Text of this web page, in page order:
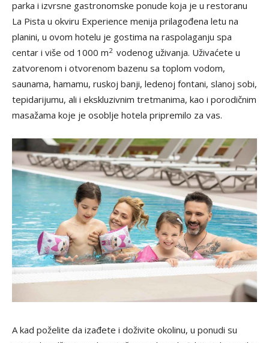
parka i izvrsne gastronomske ponude koja je u restoranu
La Pista u okviru Experience menija prilagođena letu na
planini, u ovom hotelu je gostima na raspolaganju spa
centar i više od 1000 m2 vodenog uživanja. Uživaćete u
zatvorenom i otvorenom bazenu sa toplom vodom,
saunama, hamamu, ruskoj banji, ledenoj fontani, slanoj sobi,
tepidarijumu, ali i ekskluzivnim tretmanima, kao i porodičnim
masažama koje je osoblje hotela pripremilo za vas.
A kad poželite da izađete i doživite okolinu, u ponudi su